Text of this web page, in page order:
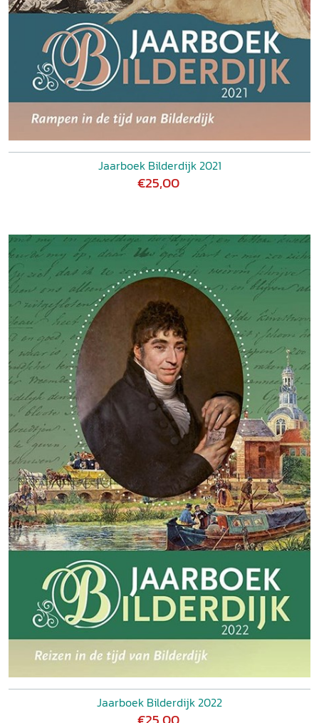
Jaarboek Bilderdijk 2021
€25,00
Jaarboek Bilderdijk 2022